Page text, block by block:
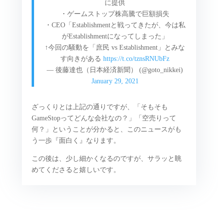
に提供
・ゲームストップ株高騰で巨額損失
・CEO「Establishmentと戦ってきたが、今は私
がEstablishmentになってしまった」
↑今回の騒動を「庶民 vs Establishment」とみな
す向きがあるhttps://t.co/tznsRNUbFz
— 後藤達也（日本経済新聞） (@goto_nikkei)
January 29, 2021
ざっくりとは上記の通りですが、「そもそも
GameStopってどんな会社なの？」「空売りって
何？」ということが分かると、このニュースがも
う一歩『面白く』なります。
この後は、少し細かくなるのですが、サラッと眺
めてくださると嬉しいです。